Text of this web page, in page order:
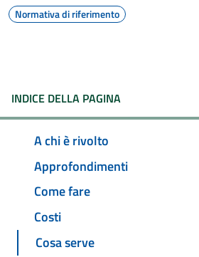
Normativa di riferimento
INDICE DELLA PAGINA
A chi è rivolto
Approfondimenti
Come fare
Costi
Cosa serve